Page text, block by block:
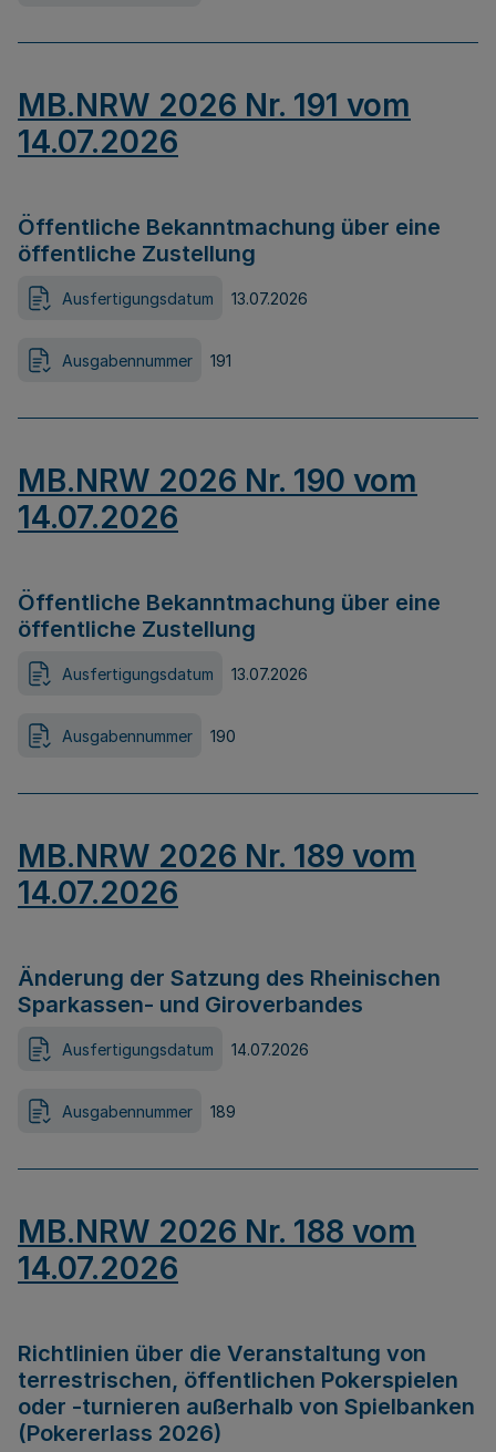
MB.NRW 2026 Nr. 191 vom
14.07.2026
Öffentliche Bekanntmachung über eine
öffentliche Zustellung
Ausfertigungsdatum 13.07.2026
Ausgabennummer 191
MB.NRW 2026 Nr. 190 vom
14.07.2026
Öffentliche Bekanntmachung über eine
öffentliche Zustellung
Ausfertigungsdatum 13.07.2026
Ausgabennummer 190
MB.NRW 2026 Nr. 189 vom
14.07.2026
Änderung der Satzung des Rheinischen
Sparkassen- und Giroverbandes
Ausfertigungsdatum 14.07.2026
Ausgabennummer 189
MB.NRW 2026 Nr. 188 vom
14.07.2026
Richtlinien über die Veranstaltung von
terrestrischen, öffentlichen Pokerspielen
oder -turnieren außerhalb von Spielbanken
(Pokererlass 2026)